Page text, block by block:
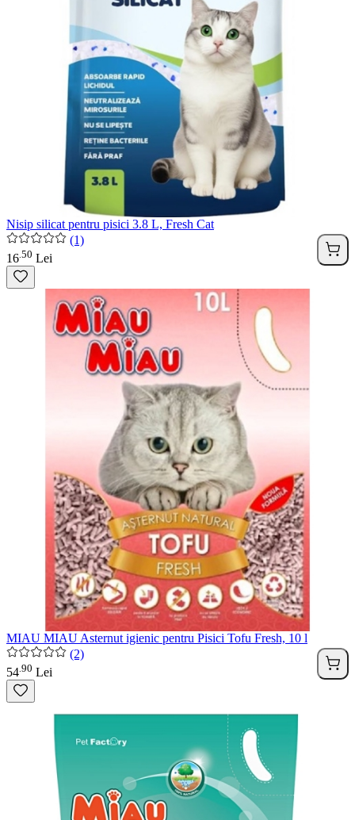
Nisip silicat pentru pisici 3.8 L, Fresh Cat
(1)
16 50 Lei
MIAU MIAU Asternut igienic pentru Pisici Tofu Fresh, 10 l
(2)
54 90 Lei